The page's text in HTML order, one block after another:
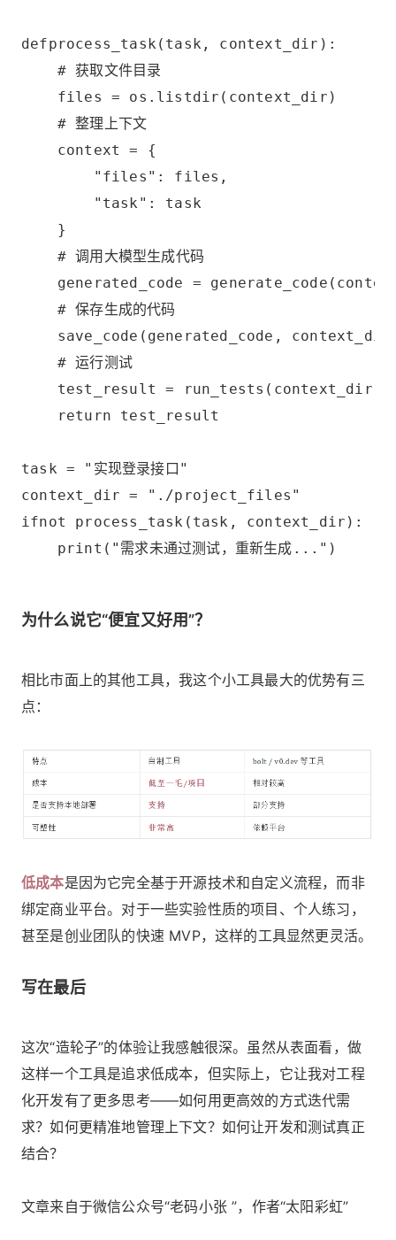
defprocess_task(task, context_dir):
# 获取文件目录
files = os.listdir(context_dir)
# 整理上下文
context = {
"files": files,
"task": task
}
# 调用大模型生成代码
generated_code =
# 保存生成的代码
save_code(generated_code,
# 运行测试
test_result = run_tests(context_dir)
return test_result
task = "实现登录接口"
context_dir = "./project_files"
ifnot process_task(task, context_dir):
print("需求未通过测试，重新生成...")
为什么说它“便宜又好用”？
相比市面上的其他工具，我这个小工具最大的优势有三
点：
低成本是因为它完全基于开源技术和自定义流程，而非
绑定商业平台。对于一些实验性质的项目、个人练习，
甚至是创业团队的快速 MVP，这样的工具显然更灵活。
写在最后
这次“造轮子”的体验让我感触很深。虽然从表面看，做
这样一个工具是追求低成本，但实际上，它让我对工程
化开发有了更多思考——如何用更高效的方式迭代需
求？如何更精准地管理上下文？如何让开发和测试真正
结合？
文章来自于微信公众号“老码小张 ”，作者“太阳彩虹”